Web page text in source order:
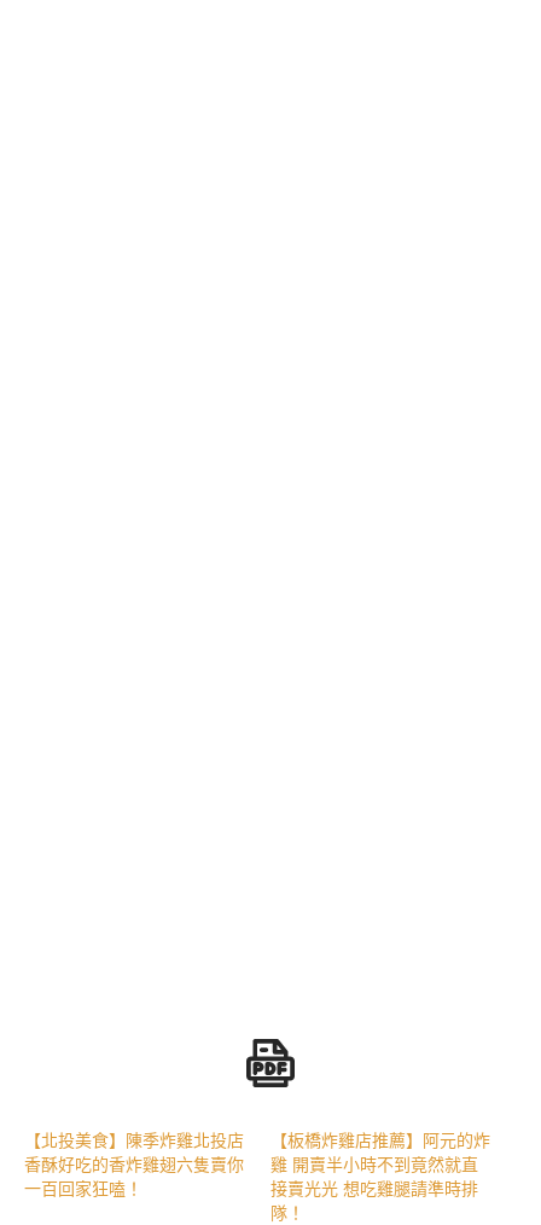
【北投美食】陳季炸雞北投店
香酥好吃的香炸雞翅六隻賣你
一百回家狂嗑！
【板橋炸雞店推薦】阿元的炸
雞 開賣半小時不到竟然就直
接賣光光 想吃雞腿請準時排
隊！